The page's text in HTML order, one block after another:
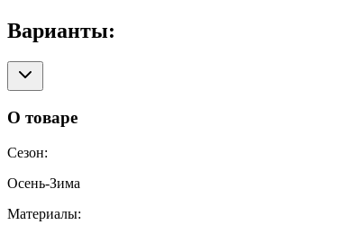
Варианты:
О товаре
Сезон:
Осень-Зима
Материалы: